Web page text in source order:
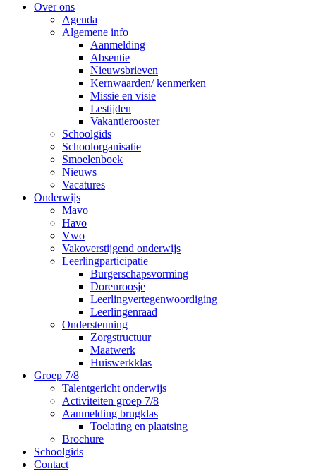
Over ons
Agenda
Algemene info
Aanmelding
Absentie
Nieuwsbrieven
Kernwaarden/ kenmerken
Missie en visie
Lestijden
Vakantierooster
Schoolgids
Schoolorganisatie
Smoelenboek
Nieuws
Vacatures
Onderwijs
Mavo
Havo
Vwo
Vakoverstijgend onderwijs
Leerlingparticipatie
Burgerschapsvorming
Dorenroosje
Leerlingvertegenwoordiging
Leerlingenraad
Ondersteuning
Zorgstructuur
Maatwerk
Huiswerkklas
Groep 7/8
Talentgericht onderwijs
Activiteiten groep 7/8
Aanmelding brugklas
Toelating en plaatsing
Brochure
Schoolgids
Contact